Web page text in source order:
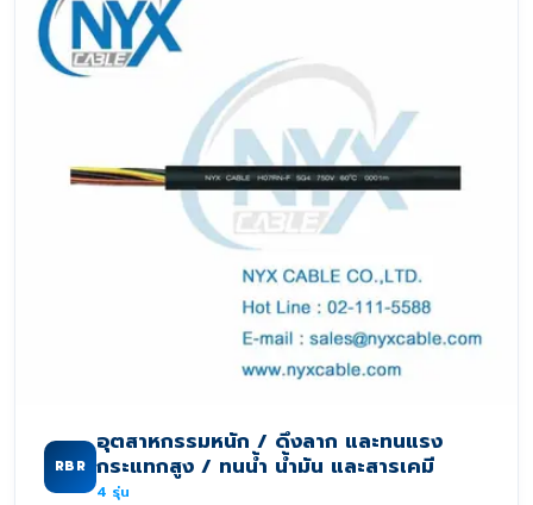
RBR
อุตสาหกรรมหนัก / ดึงลาก และทนแรง
กระแทกสูง / ทนน้ำ น้ำมัน และสารเคมี
4 รุ่น